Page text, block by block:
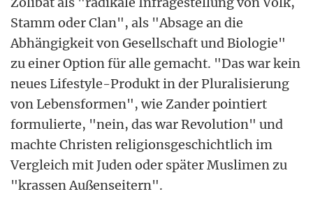
Stamm oder Clan", als "Absage an die
Abhängigkeit von Gesellschaft und Biologie"
zu einer Option für alle gemacht. "Das war kein
neues Lifestyle-Produkt in der Pluralisierung
von Lebensformen", wie Zander pointiert
formulierte, "nein, das war Revolution" und
machte Christen religionsgeschichtlich im
Vergleich mit Juden oder später Muslimen zu
"krassen Außenseitern".